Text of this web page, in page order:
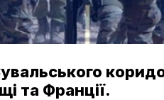
та Франції.